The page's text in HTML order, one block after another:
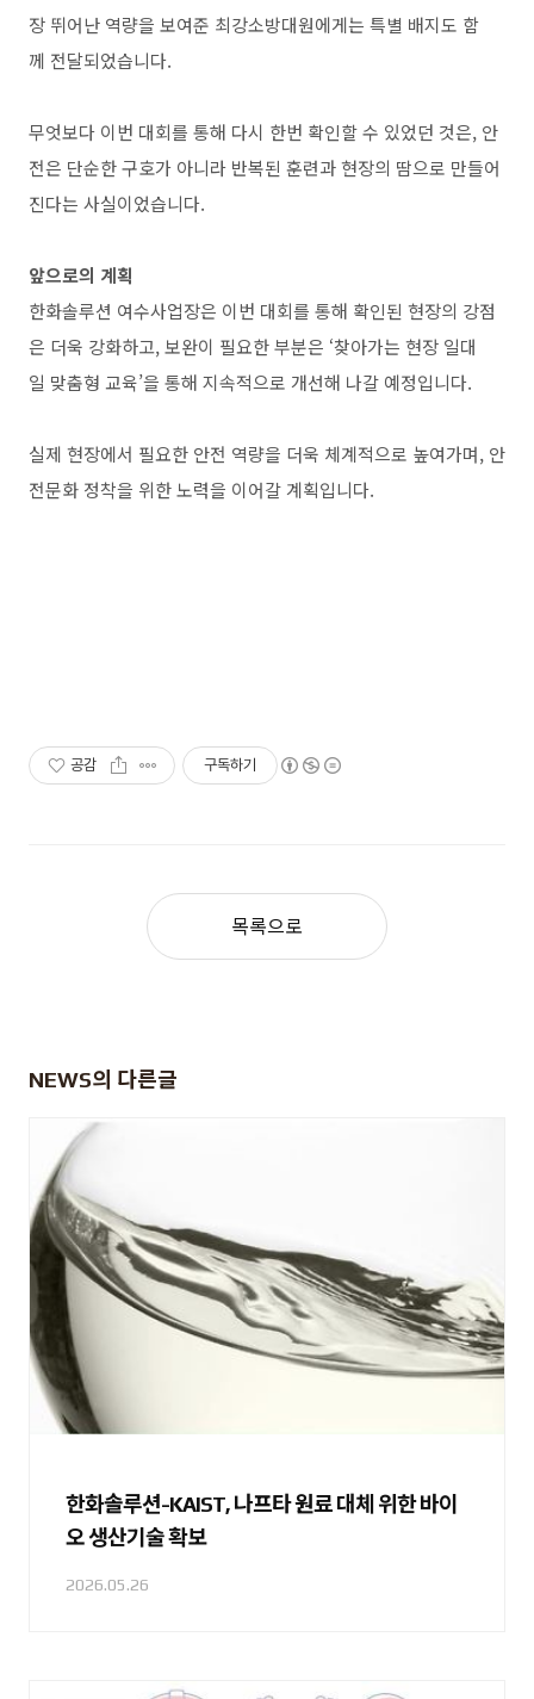
장 뛰어난 역량을 보여준 최강소방대원에게는 특별 배지도 함
께 전달되었습니다.
무엇보다 이번 대회를 통해 다시 한번 확인할 수 있었던 것은, 안
전은 단순한 구호가 아니라 반복된 훈련과 현장의 땀으로 만들어
진다는 사실이었습니다.
앞으로의 계획
한화솔루션 여수사업장은 이번 대회를 통해 확인된 현장의 강점
은 더욱 강화하고, 보완이 필요한 부분은 ‘찾아가는 현장 일대
일 맞춤형 교육’을 통해 지속적으로 개선해 나갈 예정입니다.
실제 현장에서 필요한 안전 역량을 더욱 체계적으로 높여가며, 안
전문화 정착을 위한 노력을 이어갈 계획입니다.
공감 구독하기
목록으로
NEWS의 다른글
한화솔루션-KAIST, 나프타 원료 대체 위한 바이
오 생산기술 확보
2026.05.26